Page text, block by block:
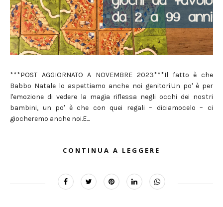
***POST AGGIORNATO A NOVEMBRE 2023***Il fatto è che
Babbo Natale lo aspettiamo anche noi genitori.Un po' è per
l'emozione di vedere la magia riflessa negli occhi dei nostri
bambini, un po' è che con quei regali – diciamocelo – ci
giocheremo anche noi.E...
CONTINUA A LEGGERE